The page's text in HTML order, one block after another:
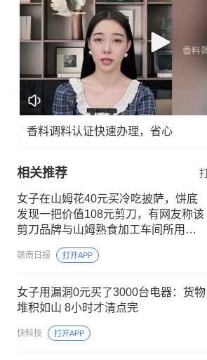
香料调料认证快速办理，省心
相关推荐
女子在山姆花40元买冷吃披萨，饼底
发现一把价值108元剪刀，有网友称该
剪刀品牌与山姆熟食加工车间所用剪
刀一致，山姆客服回应
赣南日报 打开APP
女子用漏洞0元买了3000台电器：货物
堆积如山 8小时才清点完
快科技 打开APP